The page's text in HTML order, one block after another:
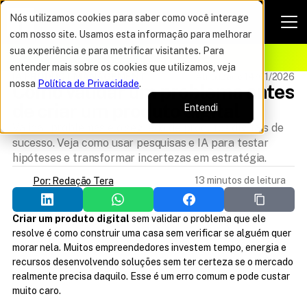
Nós utilizamos cookies para saber como você interage
com nosso site. Usamos esta informação para melhorar
sua experiência e para metrificar visitantes. Para
entender mais sobre os cookies que utilizamos, veja
nossa Política de Privacidade.
Entendi
OFERTA DO ANO VAGAS POR TEMPO LIMITADO
Atualizado 14/01/2026
Como validar um problema antes
de criar um produto digital
Validar problemas é o segredo de produtos digitais de
sucesso. Veja como usar pesquisas e IA para testar
hipóteses e transformar incertezas em estratégia.
Por: Redação Tera 13 minutos de leitura
Criar um produto digital sem validar o problema que ele
resolve é como construir uma casa sem verificar se alguém quer
morar nela. Muitos empreendedores investem tempo, energia e
recursos desenvolvendo soluções sem ter certeza se o mercado
realmente precisa daquilo. Esse é um erro comum e pode custar
muito caro.